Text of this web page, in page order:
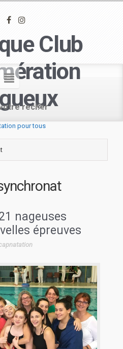
Club
pour tous
nageuses
épreuves